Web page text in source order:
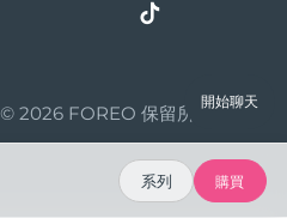
© 2026 FOREO 保留所有權利
開始聊天
系列 購買